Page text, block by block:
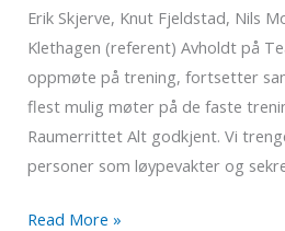
Erik Skjerve, Knut Fjeldstad, Nils
Klethagen (referent) Avholdt på
oppmøte på trening, fortsetter
flest mulig møter på de faste
Raumerrittet Alt godkjent. Vi
personer som løypevakter og
Referat
Read More »